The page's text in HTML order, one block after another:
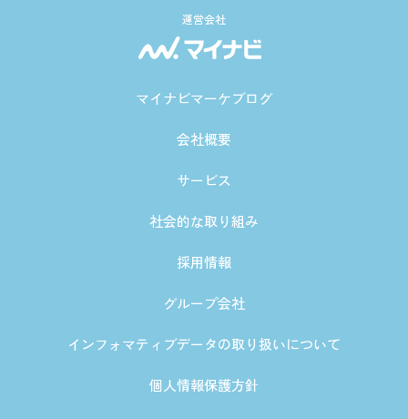
運営会社
マイナビマーケブログ
会社概要
サービス
社会的な取り組み
採用情報
グループ会社
インフォマティブデータの取り扱いについて
個人情報保護方針